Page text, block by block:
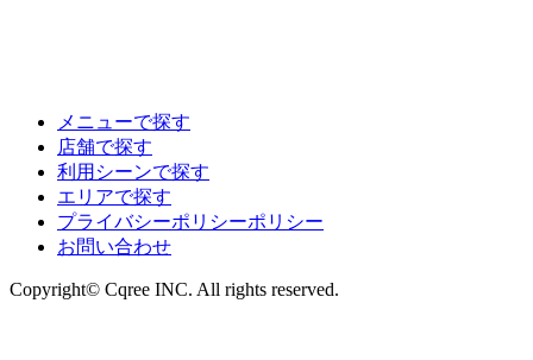
メニューで探す
店舗で探す
利用シーンで探す
エリアで探す
プライバシーポリシーポリシー
お問い合わせ
Copyright© Cqree INC. All rights reserved.